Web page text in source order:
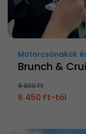
Motorcsónakok
Brunch &
9 900 Ft
6 450 Ft-tól